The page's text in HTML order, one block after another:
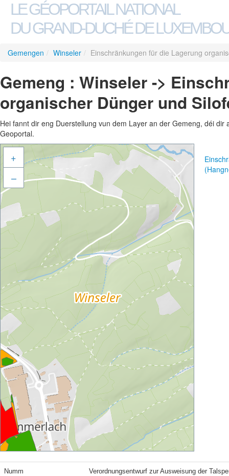
LE GÉOPORTAIL NATIONAL
DU GRAND-DUCHÉ DE
Gemengen / Winseler / Einschränkungen für die Lagerung
Gemeng : Winseler ->
organischer Dünger und
Hei fannt dir eng Duerstellung vun dem Layer an der Gemeng, déi
Geoportal.
+
–
Numm
Verordnungsentwurf zur Ausweisung der